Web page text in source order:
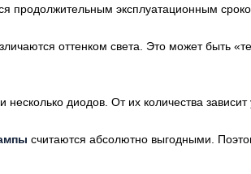
продолжительным эксплуатационным
оттенком света. Это может быть
диодов. От их количества зависит
считаются абсолютно выгодными.